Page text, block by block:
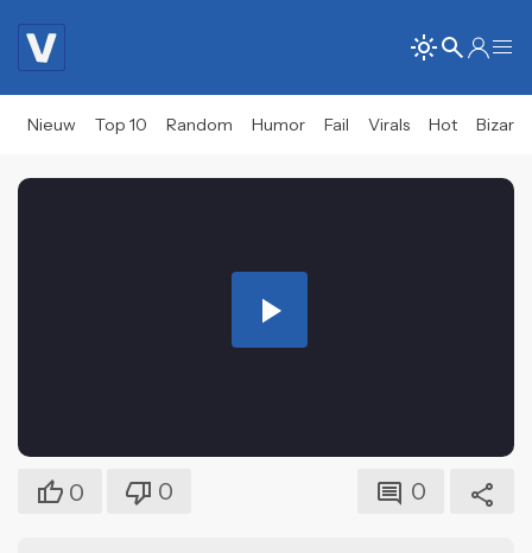
Nieuw Top 10 Random Humor Fail Virals Hot Bizar
Play
0 0 0